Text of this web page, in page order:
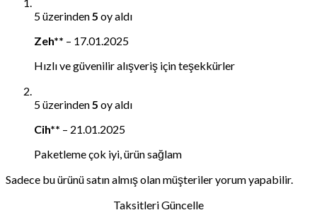
5 üzerinden5 oy aldı
Zeh** – 17.01.2025
Hızlı ve güvenilir alışveriş için teşekkürler
5 üzerinden5 oy aldı
Cih** – 21.01.2025
Paketleme çok iyi, ürün sağlam
Sadece bu ürünü satın almış olan müşteriler yorum yapabilir.
Taksitleri Güncelle